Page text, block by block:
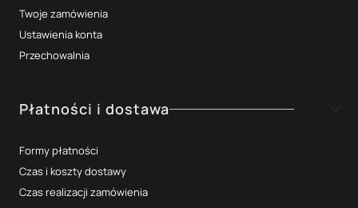
Twoje zamówienia
Ustawienia konta
Przechowalnia
Płatności i dostawa
Formy płatności
Czas i koszty dostawy
Czas realizacji zamówienia